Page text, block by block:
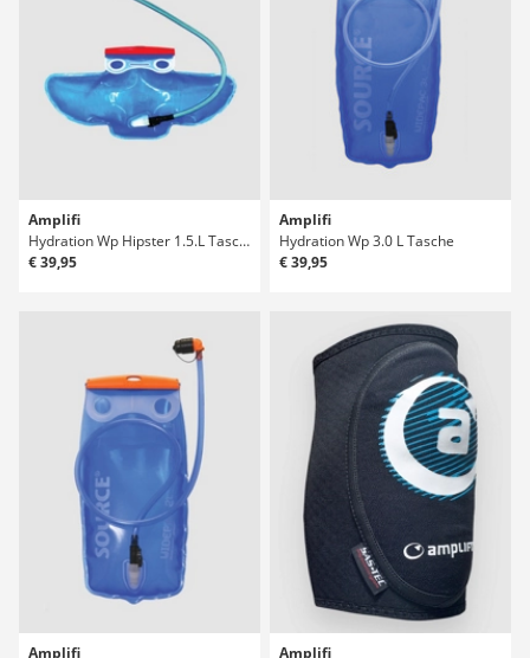
Amplifi
Hydration Wp Hipster 1.5.L Tasche
€ 39,95
Amplifi
Hydration Wp 3.0 L Tasche
€ 39,95
Amplifi
Amplifi